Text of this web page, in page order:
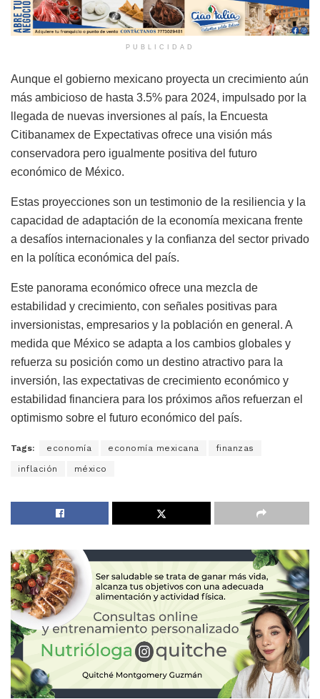
PUBLICIDAD
Aunque el gobierno mexicano proyecta un crecimiento aún
más ambicioso de hasta 3.5% para 2024, impulsado por la
llegada de nuevas inversiones al país, la Encuesta
Citibanamex de Expectativas ofrece una visión más
conservadora pero igualmente positiva del futuro
económico de México.
Estas proyecciones son un testimonio de la resiliencia y la
capacidad de adaptación de la economía mexicana frente
a desafíos internacionales y la confianza del sector privado
en la política económica del país.
Este panorama económico ofrece una mezcla de
estabilidad y crecimiento, con señales positivas para
inversionistas, empresarios y la población en general. A
medida que México se adapta a los cambios globales y
refuerza su posición como un destino atractivo para la
inversión, las expectativas de crecimiento económico y
estabilidad financiera para los próximos años refuerzan el
optimismo sobre el futuro económico del país.
Tags: economía economía mexicana finanzas
inflación méxico